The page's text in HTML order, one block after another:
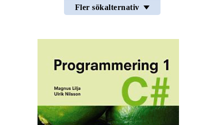
Fler sökalternativ